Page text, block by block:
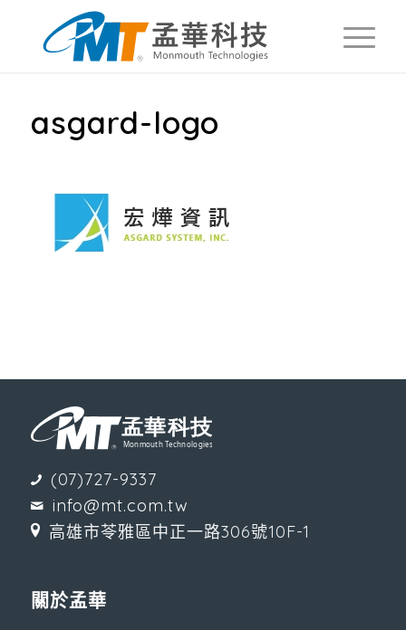
asgard-logo
(07)727-9337
info@mt.com.tw
高雄市苓雅區中正一路306號10F-1
關於孟華